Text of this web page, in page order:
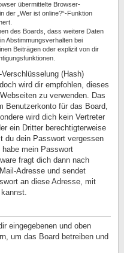
übermittelte Browser-
der „Wer ist online?“-Funktion
des Boards, dass weitere Daten
Abstimmungsverhalten bei
Beiträgen oder explizit von dir
(Hash)
wird dir empfohlen, dieses
zu verwenden. Das
Benutzerkonto für das Board,
wird dich kein Vertreter
ein Dritter berechtigterweise
du dein Passwort vergessen
habe mein Passwort
fragt dich dann nach
Adresse und sendet
an diese Adresse, mit
eingegebenen und oben
um das Board betreiben und